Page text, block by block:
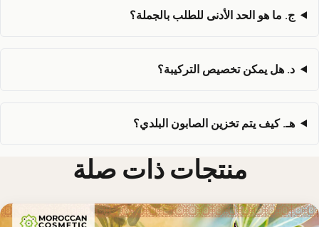
ج. ما هو الحد الأدنى للطلب بالجملة؟
د. هل يمكن تخصيص التركيبة؟
هـ. كيف يتم تخزين الصابون البلدي؟
منتجات ذات صلة